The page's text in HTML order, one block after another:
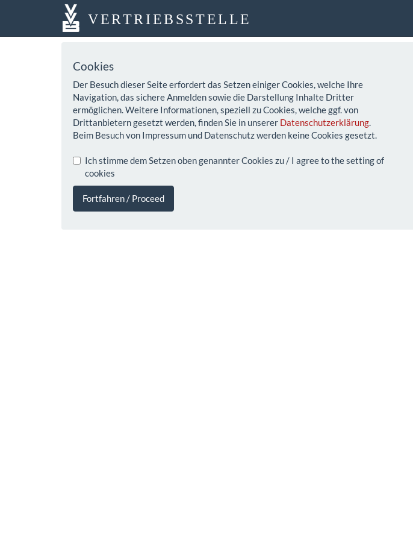
VERTRIEBSSTELLE
Cookies
Der Besuch dieser Seite erfordert das Setzen einiger Cookies, welche Ihre
Navigation, das sichere Anmelden sowie die Darstellung Inhalte Dritter
ermöglichen. Weitere Informationen, speziell zu Cookies, welche ggf. von
Drittanbietern gesetzt werden, finden Sie in unserer Datenschutzerklärung.
Beim Besuch von Impressum und Datenschutz werden keine Cookies gesetzt.
Ich stimme dem Setzen oben genannter Cookies zu / I agree to the setting of
cookies
Fortfahren / Proceed